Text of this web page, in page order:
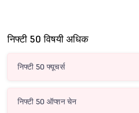
निफ्टी 50 विषयी अधिक
निफ्टी 50 फ्यूचर्स
निफ्टी 50 ऑप्शन चेन